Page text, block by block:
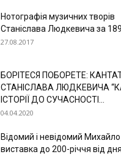
Нотографія музичних творів
Станіслава Людкевича за
27.08.2017
БОРІТЕСЯ ПОБОРЕТЕ:
СТАНІСЛАВА ЛЮДКЕВИЧА
ІСТОРІЇ ДО СУЧАСНОСТІ...
04.04.2020
Відомий і невідомий
виставка до 200-річчя від